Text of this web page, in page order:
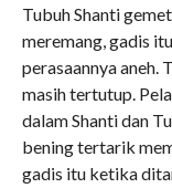
Tubuh Shanti
meremang, gadis
perasaannya aneh.
masih tertutup.
dalam Shanti dan
bening tertarik
gadis itu ketika